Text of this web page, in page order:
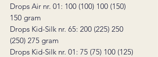
Drops Air nr. 01: 100 (100) 100 (150)
150 gram
Drops Kid-Silk nr. 65: 200 (225) 250
(250) 275 gram
Drops Kid-Silk nr. 01: 75 (75) 100 (125)